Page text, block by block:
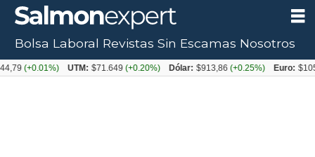
Tag:
Bolsa Laboral Revistas Sin Escamas Nosotros
UTM: $71.649(+0.20%) Dólar: $913,86(+0.25%) Euro: $1053,08